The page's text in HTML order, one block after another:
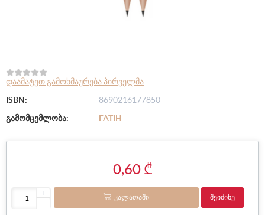
დაამატეთ გამოხმაურება პირველმა
ISBN:
8690216177850
გამომცემლობა:
FATIH
0,60 ₾
+
-
ᲙᲐᲚᲐᲗᲐᲨᲘ ᲨᲔᲘᲫᲘᲜᲔ